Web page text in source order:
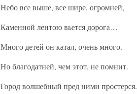
Небо все выше, все шире, огромней,
Каменной лентою вьется дорога…
Много детей он катал, очень много.
Но благодатней, чем этот, не помнит.
Город волшебный пред ними простерся.